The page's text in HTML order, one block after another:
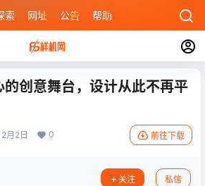
索 网址 公告 帮助
的创意舞台，设计从此不再平
月2日 0 前往下载
关注 私信